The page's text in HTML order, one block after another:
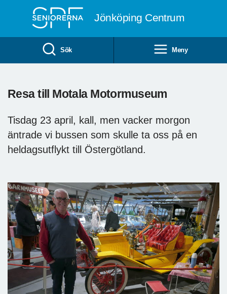
Jönköping Centrum
Sök Meny
Resa till Motala Motormuseum
Tisdag 23 april, kall, men vacker morgon
äntrade vi bussen som skulle ta oss på en
heldagsutflykt till Östergötland.